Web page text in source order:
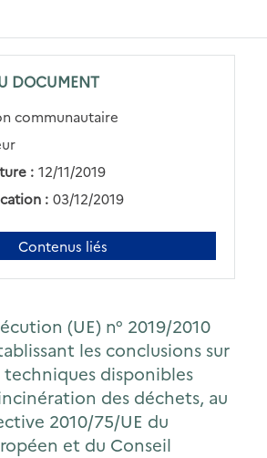
DOCUMENT
communautaire
: 12/11/2019
: 03/12/2019
Contenus liés
(UE) n° 2019/2010
les conclusions sur
techniques disponibles
des déchets, au
2010/75/UE du
et du Conseil